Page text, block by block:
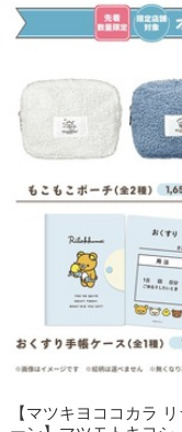
【マツキヨココカラ